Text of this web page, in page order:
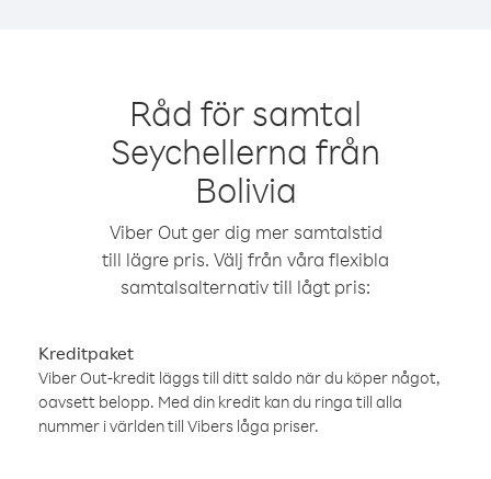
Råd för samtal
Seychellerna från
Bolivia
Viber Out ger dig mer samtalstid
till lägre pris. Välj från våra flexibla
samtalsalternativ till lågt pris:
Kreditpaket
Viber Out-kredit läggs till ditt saldo när du köper något,
oavsett belopp. Med din kredit kan du ringa till alla
nummer i världen till Vibers låga priser.